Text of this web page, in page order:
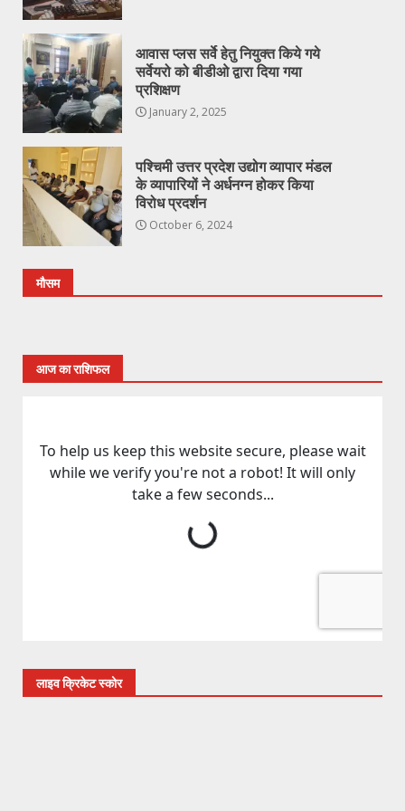
आवास प्लस सर्वे हेतु नियुक्त किये गये
सर्वेयरो को बीडीओ द्वारा दिया गया
प्रशिक्षण
January 2, 2025
पश्चिमी उत्तर प्रदेश उद्योग व्यापार मंडल
के व्यापारियों ने अर्धनग्न होकर किया
विरोध प्रदर्शन
October 6, 2024
मौसम
आज का राशिफल
लाइव क्रिकेट स्कोर